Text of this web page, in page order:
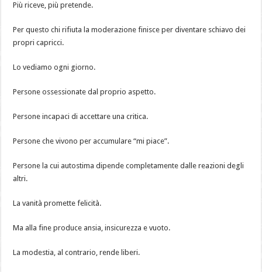
Più riceve, più pretende.
Per questo chi rifiuta la moderazione finisce per diventare schiavo dei
propri capricci.
Lo vediamo ogni giorno.
Persone ossessionate dal proprio aspetto.
Persone incapaci di accettare una critica.
Persone che vivono per accumulare “mi piace”.
Persone la cui autostima dipende completamente dalle reazioni degli
altri.
La vanità promette felicità.
Ma alla fine produce ansia, insicurezza e vuoto.
La modestia, al contrario, rende liberi.